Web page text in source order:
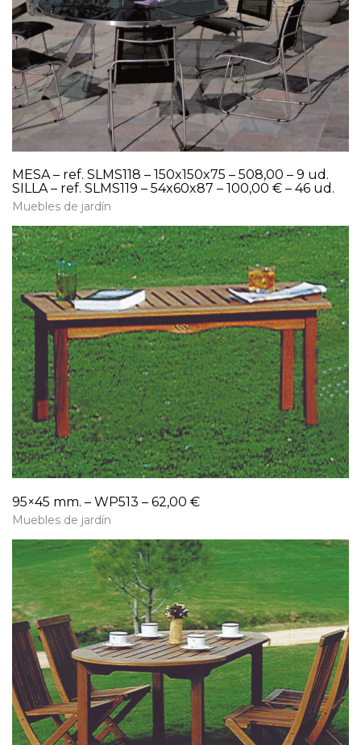
MESA – ref. SLMS118 – 150x150x75 – 508,00 – 9 ud.
SILLA – ref. SLMS119 – 54x60x87 – 100,00 € – 46 ud.
Muebles de jardín
95×45 mm. – WP513 – 62,00 €
Muebles de jardín